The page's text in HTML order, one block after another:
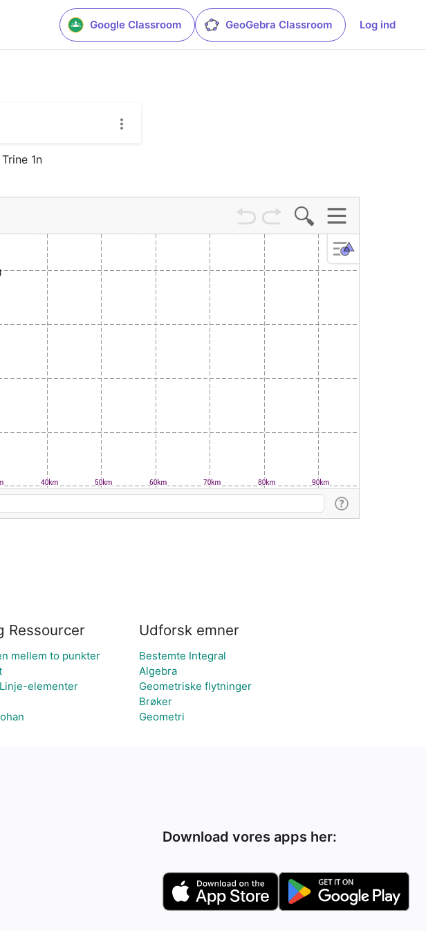
Google Classroom GeoGebra Classroom Log ind
1n
Ressourcer
mellem to punkter
elementer
Udforsk emner
Bestemte Integral
Algebra
Geometriske flytninger
Brøker
Geometri
Download vores apps her: